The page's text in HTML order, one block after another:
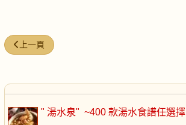
上一篇文章: 蝦仁節瓜豆腐湯
上一頁
" 湯水泉" ~400 款湯水食譜任選擇